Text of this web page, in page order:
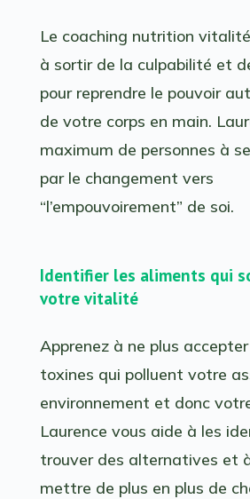
Le coaching nutrition
à sortir de la culpabilité et
pour reprendre le pouvoir
de votre corps en main.
maximum de personnes à
par le changement vers
“l’empouvoirement” de soi.
Identifier les aliments qui
votre vitalité
Apprenez à ne plus
toxines qui polluent votre
environnement et donc
Laurence vous aide à les
trouver des alternatives et
mettre de plus en plus de